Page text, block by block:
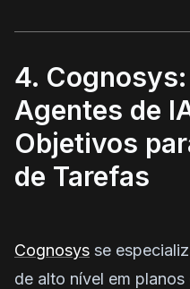
4.
Agentes de
Objetivos
de Tarefas
Cognosys se
de alto nível em